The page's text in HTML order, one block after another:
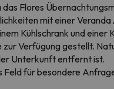
Flores
mit einer Veranda
Kühlschrank und einer
zur Verfügung gestellt.
Unterkunft entfernt ist.
Feld für besondere